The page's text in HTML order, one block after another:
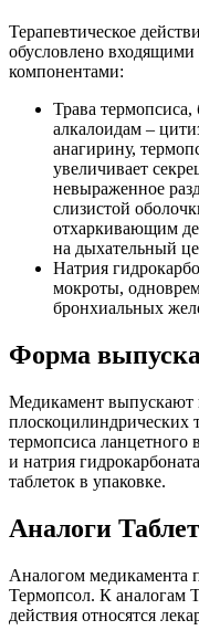
Терапевтическое
обусловлено
компонентами:
Трава
алкалоидам –
анагирину,
увеличивает
невыраженное
слизистой
отхаркивающим
на дыхательный
Натрия
мокроты,
бронхиальных
Форма выпуска
Медикамент выпускают
плоскоцилиндрических
термопсиса ланцетного
и натрия
таблеток в упаковке.
Аналоги
Аналогом медикамента
Термопсол. К аналогам
действия относятся